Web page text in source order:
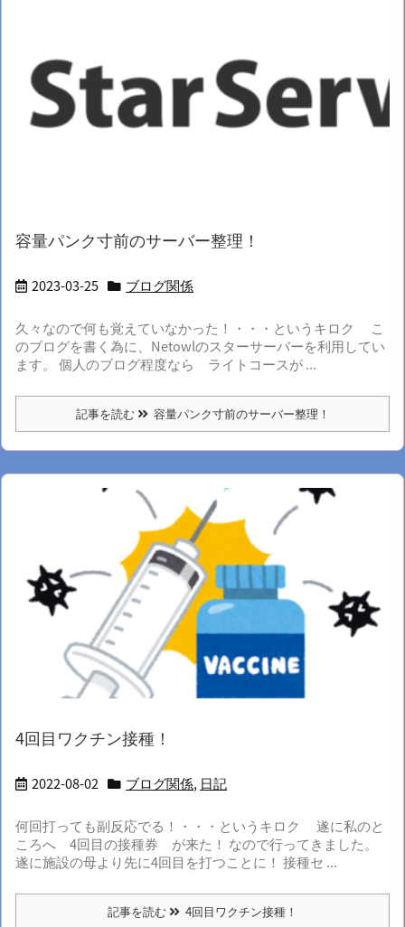
容量パンク寸前のサーバー整理！
2023-03-25 ブログ関係
久々なので何も覚えていなかった！・・・というキロク こ
のブログを書く為に、Netowlのスターサーバーを利用してい
ます。 個人のブログ程度なら ライトコースが ...
記事を読む 容量パンク寸前のサーバー整理！
4回目ワクチン接種！
2022-08-02 ブログ関係, 日記
何回打っても副反応でる！・・・というキロク 遂に私のと
ころへ 4回目の接種券 が来た！ なので行ってきました。
遂に施設の母より先に4回目を打つことに！ 接種セ ...
記事を読む 4回目ワクチン接種！